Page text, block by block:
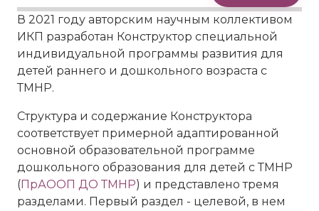
В 2021 году авторским научным коллективом
ИКП разработан Конструктор специальной
индивидуальной программы развития для
детей раннего и дошкольного возраста с
ТМНР.
Структура и содержание Конструктора
соответствует примерной адаптированной
основной образовательной программе
дошкольного образования для детей с ТМНР
(ПрАООП ДО ТМНР) и представлено тремя
разделами. Первый раздел - целевой, в нем